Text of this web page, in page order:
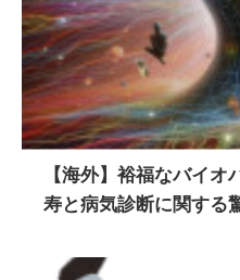
【海外】裕福なバイ
寿と病気診断に関する